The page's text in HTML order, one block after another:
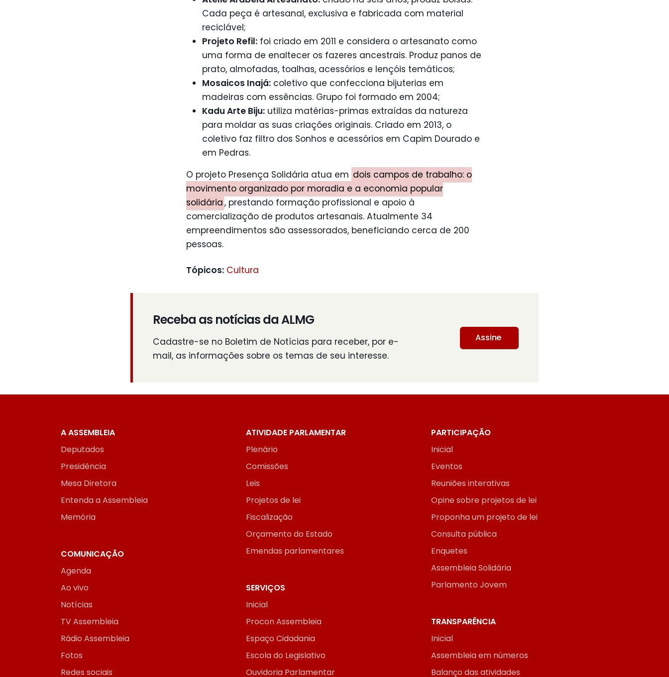
Cada peça é artesanal, exclusiva e fabricada com material
reciclável;
Projeto Refil: foi criado em 2011 e considera o artesanato como
uma forma de enaltecer os fazeres ancestrais. Produz panos de
prato, almofadas, toalhas, acessórios e lençóis temáticos;
Mosaicos Inajá: coletivo que confecciona bijuterias em
madeiras com essências. Grupo foi formado em 2004;
Kadu Arte Biju: utiliza matérias-primas extraídas da natureza
para moldar as suas criações originais. Criado em 2013, o
coletivo faz filtro dos Sonhos e acessórios em Capim Dourado e
em Pedras.
O projeto Presença Solidária atua em dois campos de trabalho: o
movimento organizado por moradia e a economia popular
solidária, prestando formação profissional e apoio à
comercialização de produtos artesanais. Atualmente 34
empreendimentos são assessorados, beneficiando cerca de 200
pessoas.
Tópicos: Cultura
Receba as notícias da ALMG
Cadastre-se no Boletim de Notícias para receber, por e-
mail, as informações sobre os temas de seu interesse.
Assine
A ASSEMBLEIA
Deputados
Presidência
Mesa Diretora
Entenda a Assembleia
Memória
ATIVIDADE PARLAMENTAR
Plenário
Comissões
Leis
Projetos de lei
Fiscalização
Orçamento do Estado
Emendas parlamentares
PARTICIPAÇÃO
Inicial
Eventos
Reuniões interativas
Opine sobre projetos de lei
Proponha um projeto de lei
Consulta pública
Enquetes
Assembleia Solidária
Parlamento Jovem
COMUNICAÇÃO
Agenda
Ao vivo
Notícias
TV Assembleia
Rádio Assembleia
Fotos
Redes sociais
SERVIÇOS
Inicial
Procon Assembleia
Espaço Cidadania
Escola do Legislativo
Ouvidoria Parlamentar
TRANSPARÊNCIA
Inicial
Assembleia em números
Balanço das atividades